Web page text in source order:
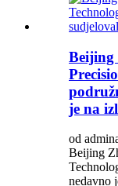
Beijing
je na
od
Beijing
nedavno